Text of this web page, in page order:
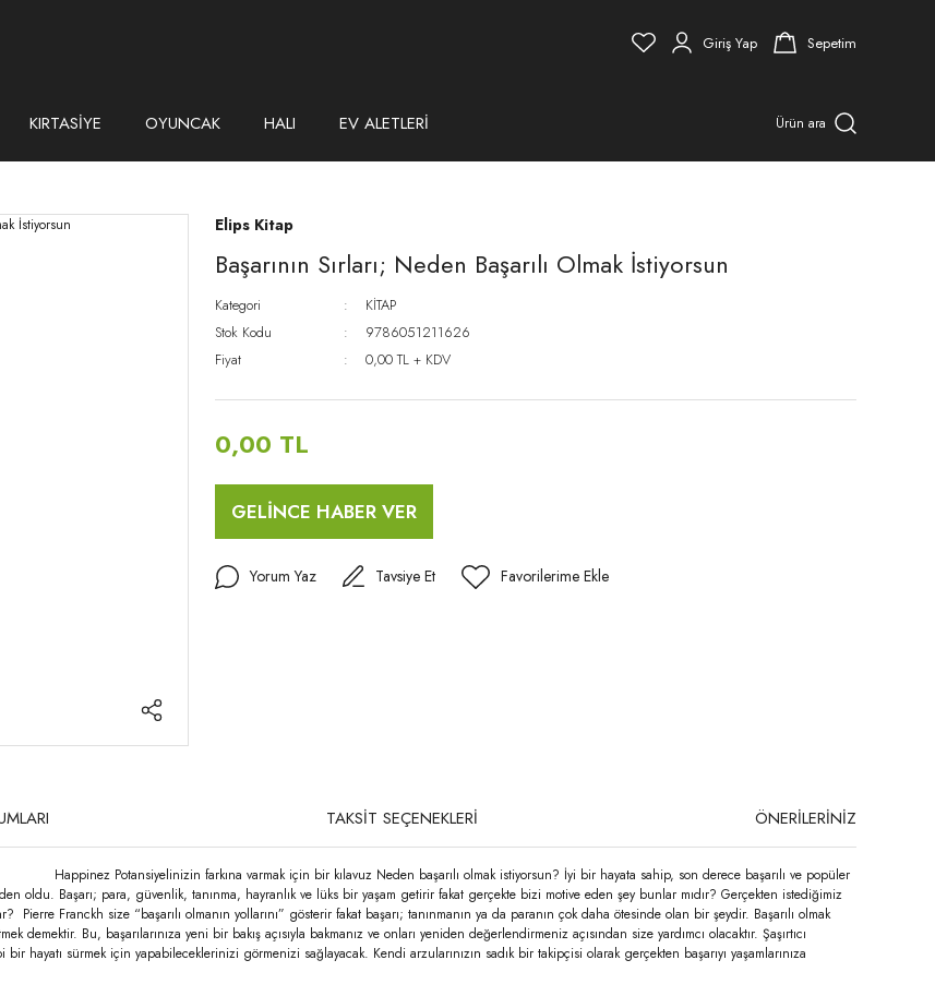
Giriş Yap Sepetim
KIRTASİYE OYUNCAK HALI EV ALETLERİ Ürün ara
Elips Kitap
Başarının Sırları; Neden Başarılı Olmak İstiyorsun
Kategori
KİTAP
Stok Kodu
9786051211626
Fiyat
0,00 TL + KDV
0,00 TL
GELİNCE HABER VER
Yorum Yaz Tavsiye Et
TAKSİT SEÇENEKLERİ ÖNERİLERİNİZ
farkına varmak için bir kılavuz Neden başarılı olmak istiyorsun? İyi bir hayata sahip, son derece başarılı ve popüler
oldu. Başarı; para, güvenlik, tanınma, hayranlık ve lüks bir yaşam getirir fakat gerçekte bizi motive eden şey bunlar mıdır? Gerçekten istediğimiz
Franckh size “başarılı olmanın yollarını” gösterir fakat başarı; tanınmanın ya da paranın çok daha ötesinde olan bir şeydir. Başarılı olmak
demektir. Bu, başarılarınıza yeni bir bakış açısıyla bakmanız ve onları yeniden değerlendirmeniz açısından size yardımcı olacaktır. Şaşırtıcı
hayatı sürmek için yapabileceklerinizi görmenizi sağlayacak. Kendi arzularınızın sadık bir takipçisi olarak gerçekten başarıyı yaşamlarınıza